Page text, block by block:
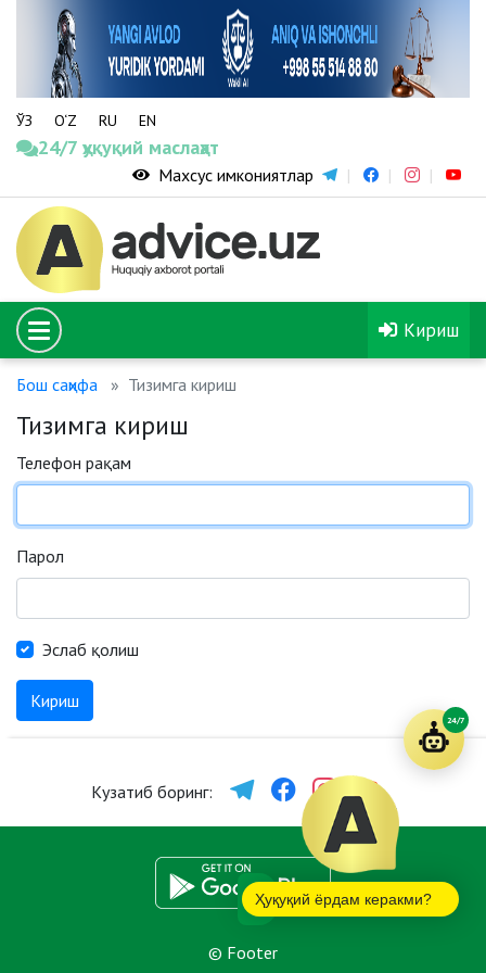
ЎЗ O‘Z RU EN
24/7 ҳуқуқий маслаҳат
Махсус имкониятлар
Кириш
Бош саҳифа Тизимга кириш
Тизимга кириш
Телефон рақам
Парол
Эслаб қолиш
Кириш
Кузатиб боринг:
© Footer
Ҳуқуқий ёрдам керакми?
24/7